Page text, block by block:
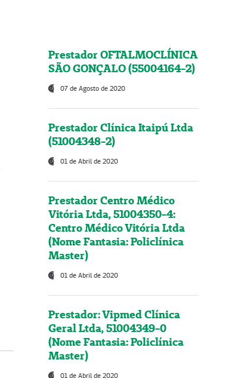
Prestador OFTALMOCLÍNICA
SÃO GONÇALO (55004164-2)
07 de Agosto de 2020
Prestador Clínica Itaipú Ltda
(51004348-2)
01 de Abril de 2020
Prestador Centro Médico
Vitória Ltda, 51004350-4:
Centro Médico Vitória Ltda
(Nome Fantasia: Policlínica
Master)
01 de Abril de 2020
Prestador: Vipmed Clínica
Geral Ltda, 51004349-0
(Nome Fantasia: Policlínica
Master)
01 de Abril de 2020